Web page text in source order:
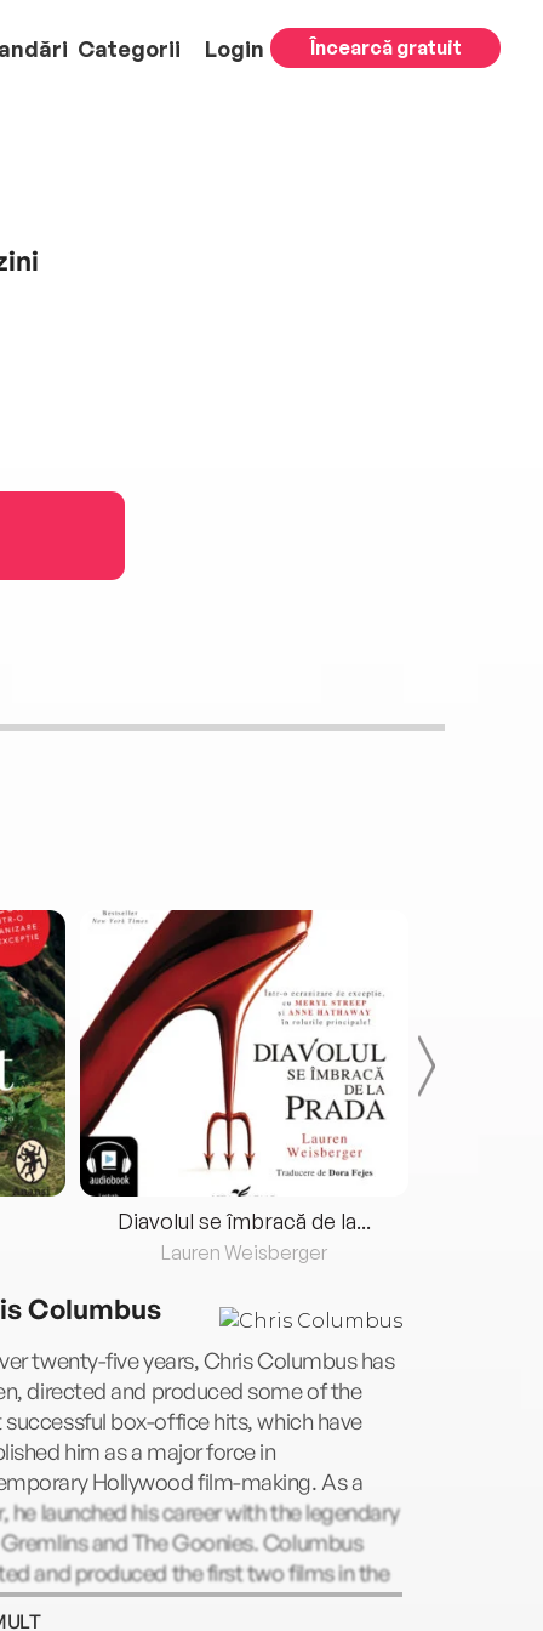
Categorii Login Încearcă gratuit
Diavolul se îmbracă de la...
Lauren Weisberger
Columbus
twenty-five years, Chris Columbus has
directed and produced some of the
box-office hits, which have
him as a major force in
Hollywood film-making. As a
he launched his career with the legendary
and The Goonies. Columbus
and produced the first two films in the
Potter series and produced the third.